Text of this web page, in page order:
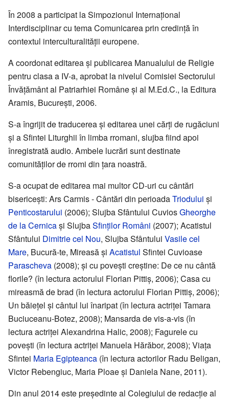
În 2008 a participat la Simpozionul Internațional
Interdisciplinar cu tema Comunicarea prin credință în
contextul interculturalității europene.
A coordonat editarea și publicarea Manualului de Religie
pentru clasa a IV-a, aprobat la nivelul Comisiei Sectorului
Învățământ al Patriarhiei Române și al M.Ed.C., la Editura
Aramis, București, 2006.
S-a îngrijit de traducerea și editarea unei cărți de rugăciuni
și a Sfintei Liturghii în limba rromani, slujba fiind apoi
înregistrată audio. Ambele lucrări sunt destinate
comunităților de rromi din țara noastră.
S-a ocupat de editarea mai multor CD-uri cu cântări
bisericești: Ars Carmis - Cântări din perioadaTriodului și
Penticostarului (2006); Slujba Sfântului CuviosGheorghe
de la Cernicași SlujbaSfinților Români (2007); Acatistul
Sfântului Dimitrie cel Nou, Slujba Sfântului Vasile cel
Mare, Bucură-te, Mireasă și Acatistul Sfintei Cuvioase
Parascheva (2008); și cu povești creștine: De ce nu cântă
florile? (în lectura actorului Florian Pittiș, 2006); Casa cu
mireasmă de brad (în lectura actorului Florian Pittiș, 2006);
Un băiețel și cântul lui înaripat (în lectura actriței Tamara
Buciuceanu-Botez, 2008); Mansarda de vis-a-vis (în
lectura actriței Alexandrina Halic, 2008); Fagurele cu
povești (în lectura actriței Manuela Hărăbor, 2008); Viața
Sfintei Maria Egipteanca (în lectura actorilor Radu Beligan,
Victor Rebengiuc, Maria Ploae și Daniela Nane, 2011).
Din anul 2014 este președinte al Colegiului de redacție al